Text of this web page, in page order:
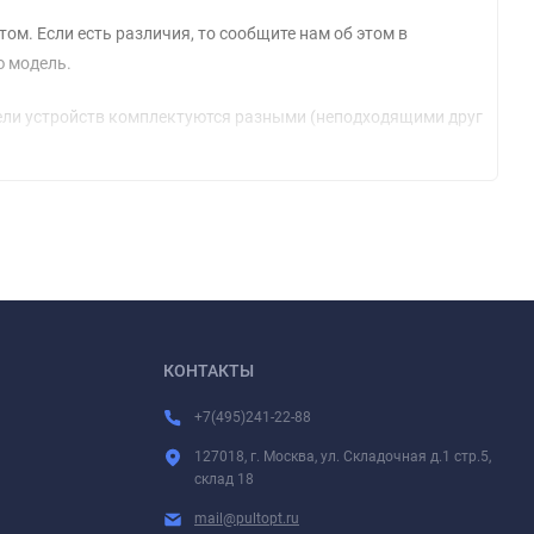
Если есть различия, то сообщите нам об этом в
модель.
устройств комплектуются разными (неподходящими друг
с устройством, но об этом, как правило, будет сказано
КОНТАКТЫ
+7(495)241-22-88
127018, г. Москва, ул. Складочная д.1 стр.5,
склад 18
mail@pultopt.ru